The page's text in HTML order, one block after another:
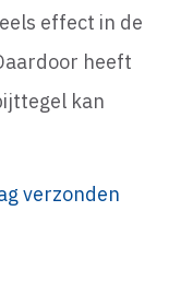
effect in de
heeft
kan
verzonden